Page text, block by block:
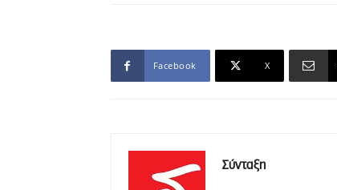
Facebook X
Σύνταξη